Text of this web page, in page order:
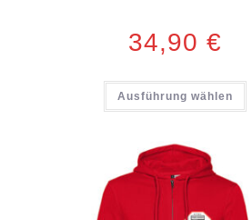
34,90 €
Ausführung wählen